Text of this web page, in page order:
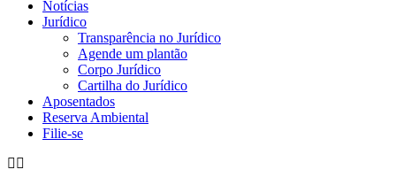
Notícias
Jurídico
Transparência no Jurídico
Agende um plantão
Corpo Jurídico
Cartilha do Jurídico
Aposentados
Reserva Ambiental
Filie-se